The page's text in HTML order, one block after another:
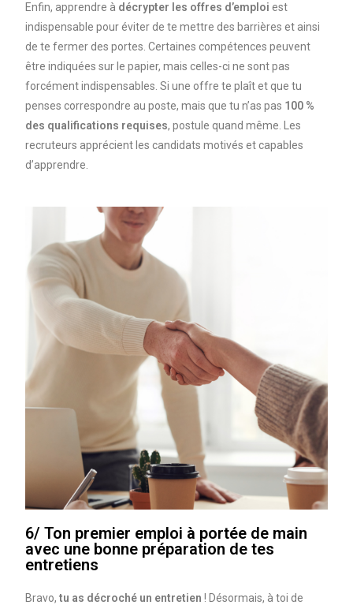
Enfin, apprendre à décrypter les offres d’emploi est
indispensable pour éviter de te mettre des barrières et ainsi
de te fermer des portes. Certaines compétences peuvent
être indiquées sur le papier, mais celles-ci ne sont pas
forcément indispensables. Si une offre te plaît et que tu
penses correspondre au poste, mais que tu n’as pas 100 %
des qualifications requises, postule quand même. Les
recruteurs apprécient les candidats motivés et capables
d’apprendre.
6/ Ton premier emploi à portée de main
avec une bonne préparation de tes
entretiens
Bravo,tu as décroché un entretien ! Désormais, à toi de